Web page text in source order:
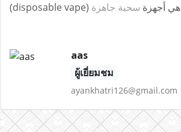
(disposable vape) هي أجهزة سحبة جاهزة
aas
ผู้เยี่ยมชม
ayankhatri126@gmail.com